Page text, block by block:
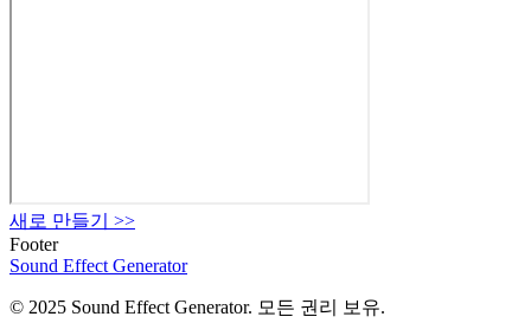
새로 만들기
>>
Footer
Sound Effect Generator
© 2025 Sound Effect Generator. 모든 권리 보유.